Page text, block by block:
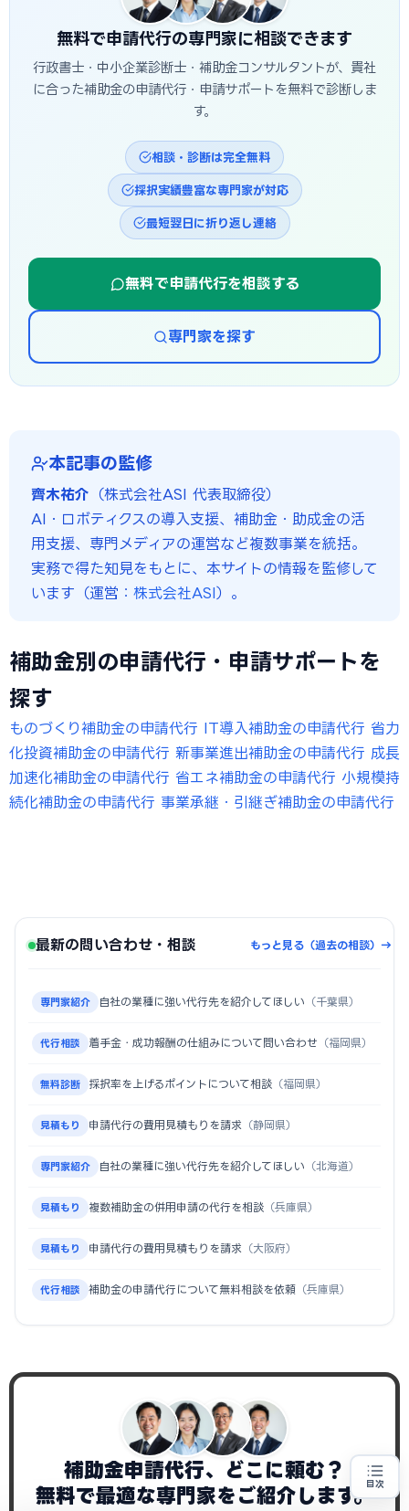
めの相談・申請が有利です。
無料で申請代行の専門家に相談できます
行政書士・中小企業診断士・補助金コンサルタントが、貴社
に合った補助金の申請代行・申請サポートを無料で診断しま
す。
相談・診断は完全無料
採択実績豊富な専門家が対応
最短翌日に折り返し連絡
無料で申請代行を相談する
専門家を探す
本記事の監修
齊木祐介 （株式会社ASI 代表取締役）
AI・ロボティクスの導入支援、補助金・助成金の活
用支援、専門メディアの運営など複数事業を統括。
実務で得た知見をもとに、本サイトの情報を監修して
います（運営： 株式会社ASI）。
補助金別の申請代行・申請サポートを
探す
ものづくり補助金の申請代行 IT導入補助金の申請代行 省力
化投資補助金の申請代行 新事業進出補助金の申請代行 成長
加速化補助金の申請代行 省エネ補助金の申請代行 小規模持
続化補助金の申請代行 事業承継・引継ぎ補助金の申請代行
目次
最新の問い合わせ・相談 もっと見る（過去の相談）→
専門家紹介 自社の業種に強い代行先を紹介してほしい （千葉県）
代行相談 着手金・成功報酬の仕組みについて問い合わせ （福岡県）
無料診断 採択率を上げるポイントについて相談 （福岡県）
見積もり 申請代行の費用見積もりを請求 （静岡県）
専門家紹介 自社の業種に強い代行先を紹介してほしい （北海道）
見積もり 複数補助金の併用申請の代行を相談 （兵庫県）
見積もり 申請代行の費用見積もりを請求 （大阪府）
代行相談 補助金の申請代行について無料相談を依頼 （兵庫県）
補助金の申請代行をお探しの方
専門家に無料相談する
地域・業種から選べる
お近くの専門家を探す
補助金申請代行、どこに頼む？
無料で最適な専門家をご紹介します。